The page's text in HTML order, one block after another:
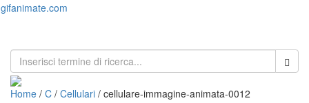
gifanimate.com
Home / C / Cellulari / cellulare-immagine-animata-0012